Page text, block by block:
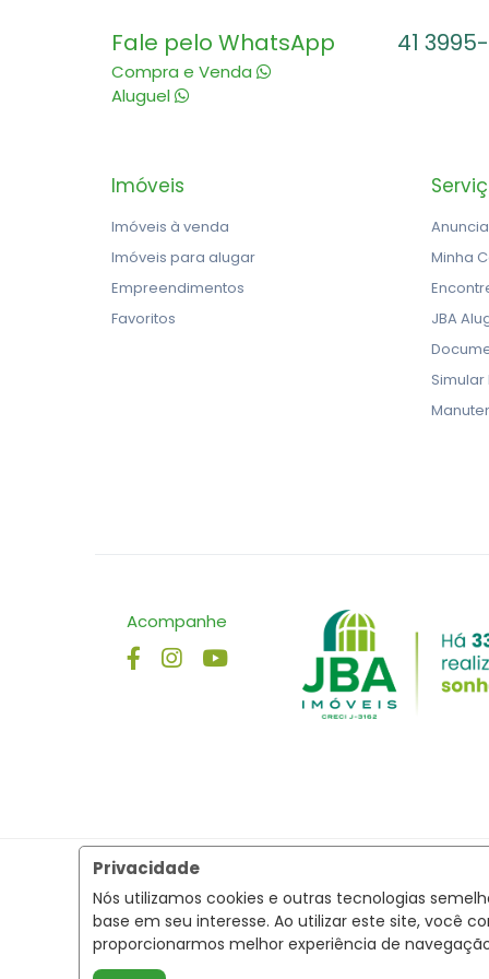
Privacidade
Nós utilizamos cookies e outras tecnologias
base em seu interesse. Ao utilizar este site, você
proporcionarmos melhor experiência de
Fale pelo WhatsApp
Compra e Venda
Aluguel
41
Imóveis
Imóveis à venda
Imóveis para alugar
Empreendimentos
Favoritos
Minha
JBA
Acompanhe